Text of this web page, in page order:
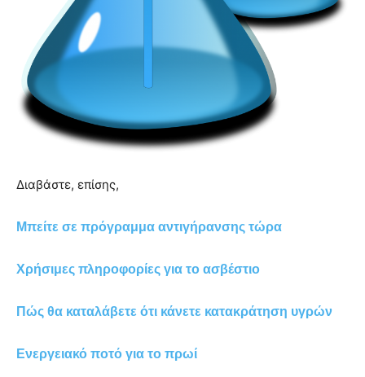
Διαβάστε, επίσης,
Μπείτε σε πρόγραμμα αντιγήρανσης τώρα
Χρήσιμες πληροφορίες για το ασβέστιο
Πώς θα καταλάβετε ότι κάνετε κατακράτηση υγρών
Ενεργειακό ποτό για το πρωί